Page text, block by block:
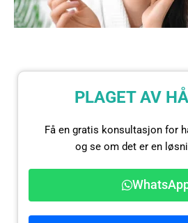
PLAGET AV
Få en gratis konsultasjon for
og se om det er en